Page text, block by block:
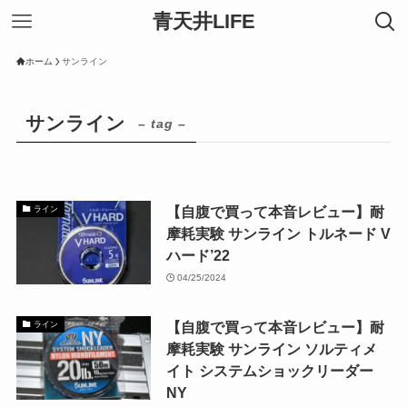
青天井LIFE
ホーム サンライン
サンライン – tag –
ライン
【自腹で買って本音レビュー】耐
摩耗実験 サンライン トルネード V
ハード’22
04/25/2024
ライン
【自腹で買って本音レビュー】耐
摩耗実験 サンライン ソルティメ
イト システムショックリーダー
NY